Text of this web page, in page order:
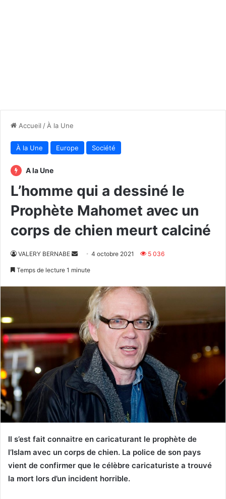
Accueil / À la Une
À la Une Europe Société
A la Une
L’homme qui a dessiné le
Prophète Mahomet avec un
corps de chien meurt calciné
VALERY BERNABE
Envoyer4 octobre 2021 5 036
Temps de lecture 1 minute
Il s’est fait connaitre en caricaturant le prophète de
l’Islam avec un corps de chien. La police de son pays
vient de confirmer que le célèbre caricaturiste a trouvé
la mort lors d’un incident horrible.